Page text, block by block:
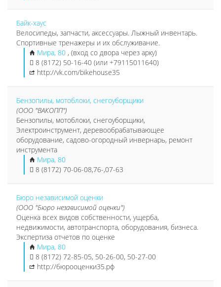
Байк-хаус
Велосипеды, запчасти, аксессуары. Лыжный инвентарь.
Спортивные тренажеры и их обслуживание.
Мира, 80 , (вход со двора через арку)
8 (8172) 50-16-40 (или +79115011640)
http://vk.com/bikehouse35
Бензопилы, мотоблоки, снегоуборщики
(ООО "ВАКОПП")
Бензопилы, мотоблоки, снегоуборщики,
Электроинструмент, деревообрабатывающее
оборудование, садово-огородный инвернарь, ремонт
инструмента
Мира, 80
8 (8172) 70-06-08,76-,07-63
Бюро независимой оценки
(ООО "Бюро независимой оценки")
Оценка всех видов собственности, ущерба,
недвижимости, автотранспорта, оборудования, бизнеса.
Экспертиза отчетов по оценке
Мира, 80
8 (8172) 72-85-05, 50-26-00, 50-27-00
http://бюрооценки35.рф